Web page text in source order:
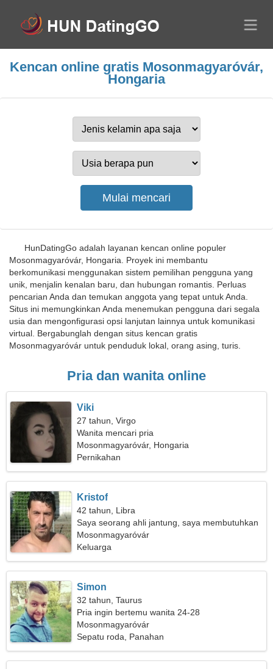
Kencan online gratis Mosonmagyaróvár,
Hongaria
HunDatingGo adalah layanan kencan online populer
Mosonmagyaróvár, Hongaria. Proyek ini membantu
berkomunikasi menggunakan sistem pemilihan pengguna yang
unik, menjalin kenalan baru, dan hubungan romantis. Perluas
pencarian Anda dan temukan anggota yang tepat untuk Anda.
Situs ini memungkinkan Anda menemukan pengguna dari segala
usia dan mengonfigurasi opsi lanjutan lainnya untuk komunikasi
virtual. Bergabunglah dengan situs kencan gratis
Mosonmagyaróvár untuk penduduk lokal, orang asing, turis.
Pria dan wanita online
Viki
27 tahun, Virgo
Wanita mencari pria
Mosonmagyaróvár, Hongaria
Pernikahan
Kristof
42 tahun, Libra
Saya seorang ahli jantung, saya membutuhkan
wanita yang ramah
Mosonmagyaróvár
Keluarga
Simon
32 tahun, Taurus
Pria ingin bertemu wanita 24-28
Mosonmagyaróvár
Sepatu roda, Panahan